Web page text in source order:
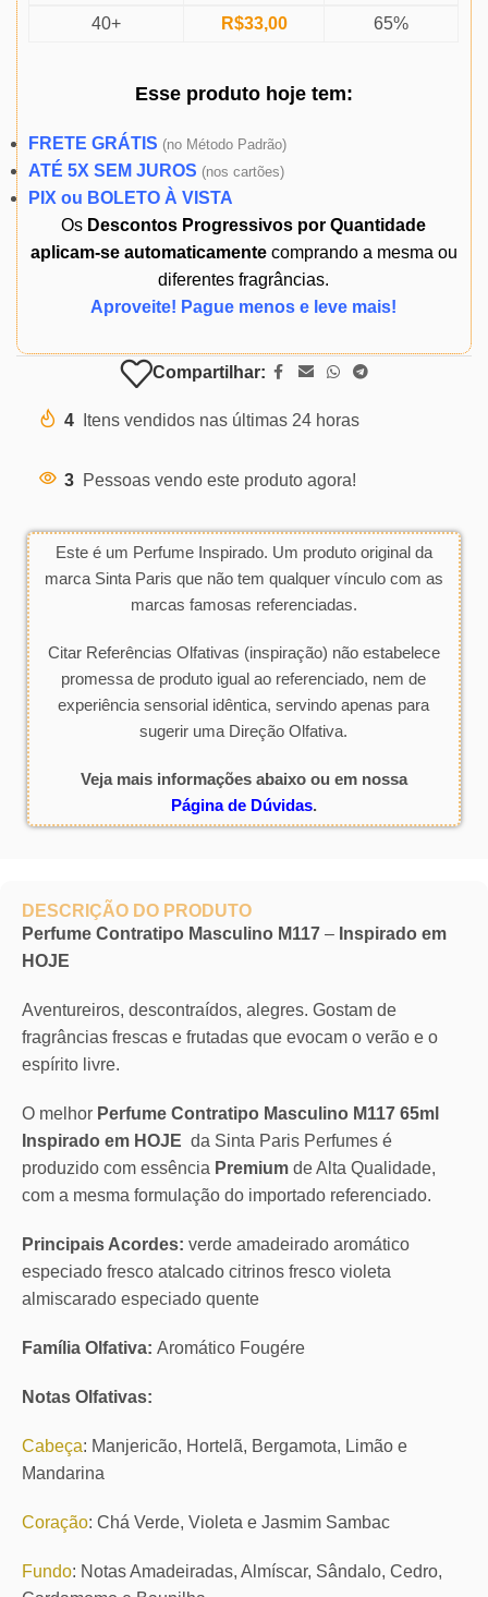
40+
R$33,00 65%
Esse produto hojetem:
FRETE GRÁTIS (no Método Padrão)
ATÉ 5X SEM JUROS (nos cartões)
PIX ou BOLETO À VISTA
Os Descontos Progressivos por Quantidade
aplicam-se automaticamentecomprando a mesma ou
diferentes fragrâncias.
Aproveite! Pague menos e leve mais!
Compartilhar:
4 Itens vendidos nas últimas 24 horas
3 Pessoas vendo este produto agora!
Este é um Perfume Inspirado. Um produto original da
marca Sinta Paris que não tem qualquer vínculo com as
marcas famosas referenciadas.
Citar Referências Olfativas (inspiração) não estabelece
promessa de produto igual ao referenciado, nem de
experiência sensorial idêntica, servindo apenas para
sugerir uma Direção Olfativa.
Veja mais informações abaixo ou em nossa
Página de Dúvidas.
DESCRIÇÃO DO PRODUTO
Perfume Contratipo Masculino M117 – Inspirado em
HOJE
Aventureiros, descontraídos, alegres. Gostam de
fragrâncias frescas e frutadas que evocam o verão e o
espírito livre.
O melhor Perfume Contratipo Masculino M117 65ml
Inspirado em HOJE da Sinta Paris Perfumes é
produzido com essência Premium de Alta Qualidade,
com a mesma formulação do importado referenciado.
Principais Acordes: verde amadeirado aromático
especiado fresco atalcado citrinos fresco violeta
almiscarado especiado quente
Família Olfativa: Aromático Fougére
Notas Olfativas:
Cabeça: Manjericão, Hortelã, Bergamota, Limão e
Mandarina
Coração: Chá Verde, Violeta e Jasmim Sambac
Fundo: Notas Amadeiradas, Almíscar, Sândalo, Cedro,